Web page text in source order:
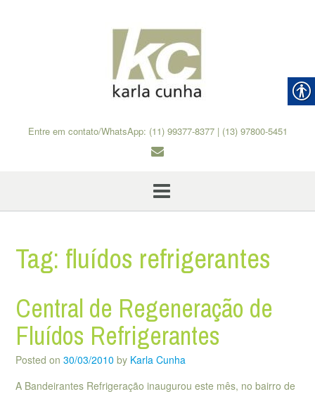
Entre em contato/WhatsApp: (11) 99377-8377 | (13) 97800-5451
Tag: fluídos refrigerantes
Central de Regeneração de
Fluídos Refrigerantes
Posted on 30/03/2010 by Karla Cunha
A Bandeirantes Refrigeração inaugurou este mês, no bairro de